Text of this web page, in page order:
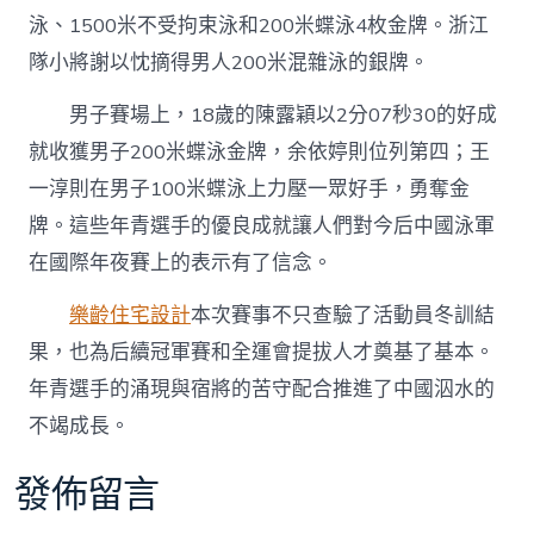
泳、1500米不受拘束泳和200米蝶泳4枚金牌。浙江
隊小將謝以忱摘得男人200米混雜泳的銀牌。
男子賽場上，18歲的陳露穎以2分07秒30的好成
就收獲男子200米蝶泳金牌，余依婷則位列第四；王
一淳則在男子100米蝶泳上力壓一眾好手，勇奪金
牌。這些年青選手的優良成就讓人們對今后中國泳軍
在國際年夜賽上的表示有了信念。
樂齡住宅設計本次賽事不只查驗了活動員冬訓結
果，也為后續冠軍賽和全運會提拔人才奠基了基本。
年青選手的涌現與宿將的苦守配合推進了中國泅水的
不竭成長。
發佈留言